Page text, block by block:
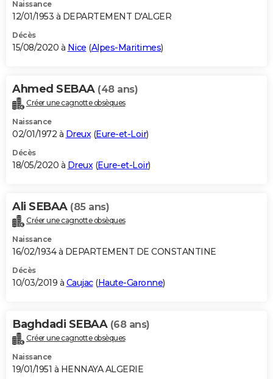
Naissance
12/01/1953 à DEPARTEMENT D'ALGER
Décès
15/08/2020 à Nice (Alpes-Maritimes)
Ahmed SEBAA (48 ans)
Créer une cagnotte obsèques
Naissance
02/01/1972 à Dreux(Eure-et-Loir)
Décès
18/05/2020 à Dreux(Eure-et-Loir)
Ali SEBAA (85 ans)
Créer une cagnotte obsèques
Naissance
16/02/1934 à DEPARTEMENT DE CONSTANTINE
Décès
10/03/2019 à Caujac(Haute-Garonne)
Baghdadi SEBAA (68 ans)
Créer une cagnotte obsèques
Naissance
19/01/1951 à HENNAYA ALGERIE